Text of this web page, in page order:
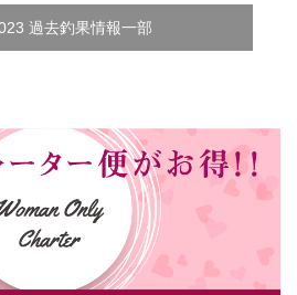
過去釣果情報一部